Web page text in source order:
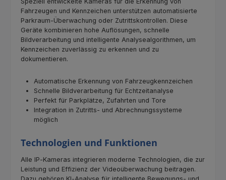
Fahrzeugen und Kennzeichen unterstützen automatisierte
Parkraum‑Überwachung oder Zutrittskontrollen. Diese
Geräte kombinieren hohe Auflösungen, schnelle
Bildverarbeitung und intelligente Analysealgorithmen, um
Kennzeichen zuverlässig zu erkennen und zu
dokumentieren.
Automatische Erkennung von Fahrzeugkennzeichen
Schnelle Bildverarbeitung für Echtzeitanalyse
Perfekt für Parkplätze, Zufahrten und Tore
Integration in Zutritts‑ und Abrechnungssysteme
möglich
Technologien und Funktionen
Alle IP‑Kameras integrieren moderne Technologien, die zur
Leistung und Effizienz der Videoüberwachung beitragen.